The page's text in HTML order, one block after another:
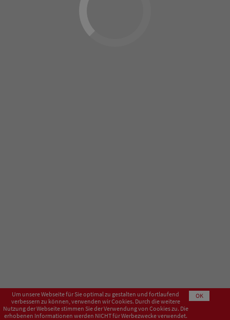
Um unsere Webseite für Sie optimal zu gestalten und fortlaufend
verbessern zu können, verwenden wir Cookies. Durch die weitere
Nutzung der Webseite stimmen Sie der Verwendung von Cookies zu. Die
erhobenen Informationen werden NICHT für Werbezwecke verwendet.
OK